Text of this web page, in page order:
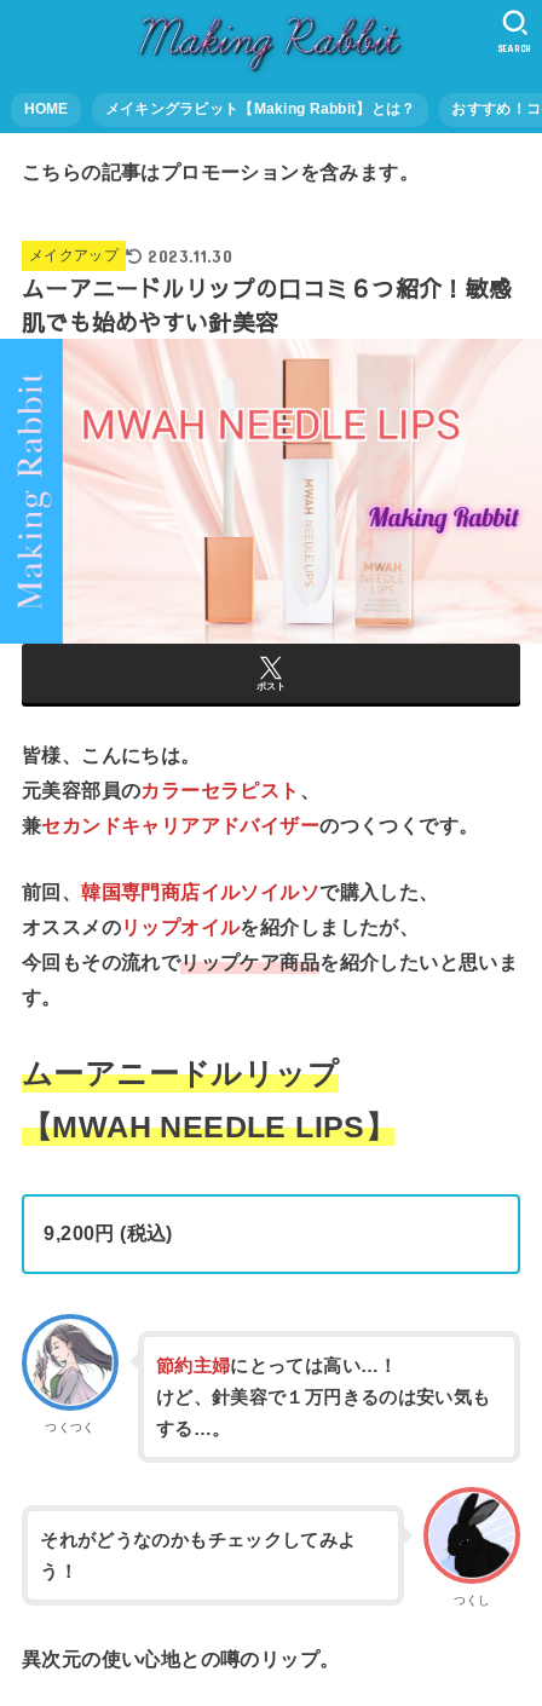
HOME メイキングラビット【Making Rabbit】とは？ おすすめ！
SEARCH
こちらの記事はプロモーションを含みます。
メイクアップ 2023.11.30
ムーアニードルリップの口コミ６つ紹介！敏感
肌でも始めやすい針美容
ポスト
皆様、こんにちは。
元美容部員のカラーセラピスト 、
兼セカンドキャリアアドバイザーのつくつくです。
前回、韓国専門商店イルソイルソで購入した、
オススメのリップオイルを紹介しましたが、
今回もその流れでリップケア商品を紹介したいと思いま
す。
ムーアニードルリップ
【MWAH NEEDLE LIPS】
9,200円 (税込)
つくつく
節約主婦にとっては高い…！
けど、針美容で１万円きるのは安い気も
する…。
つくし
それがどうなのかもチェックしてみよ
う！
異次元の使い心地との噂のリップ。